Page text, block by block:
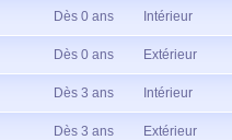
Dès 0 ans Intérieur
Dès 0 ans Extérieur
Dès 3 ans Intérieur
Dès 3 ans Extérieur